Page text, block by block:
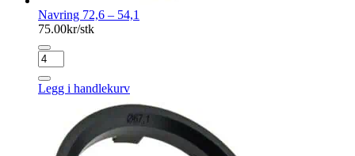
Navring 72,6 – 54,1
75.00kr/stk
Navring
72,6
-
54,1
Legg i handlekurv